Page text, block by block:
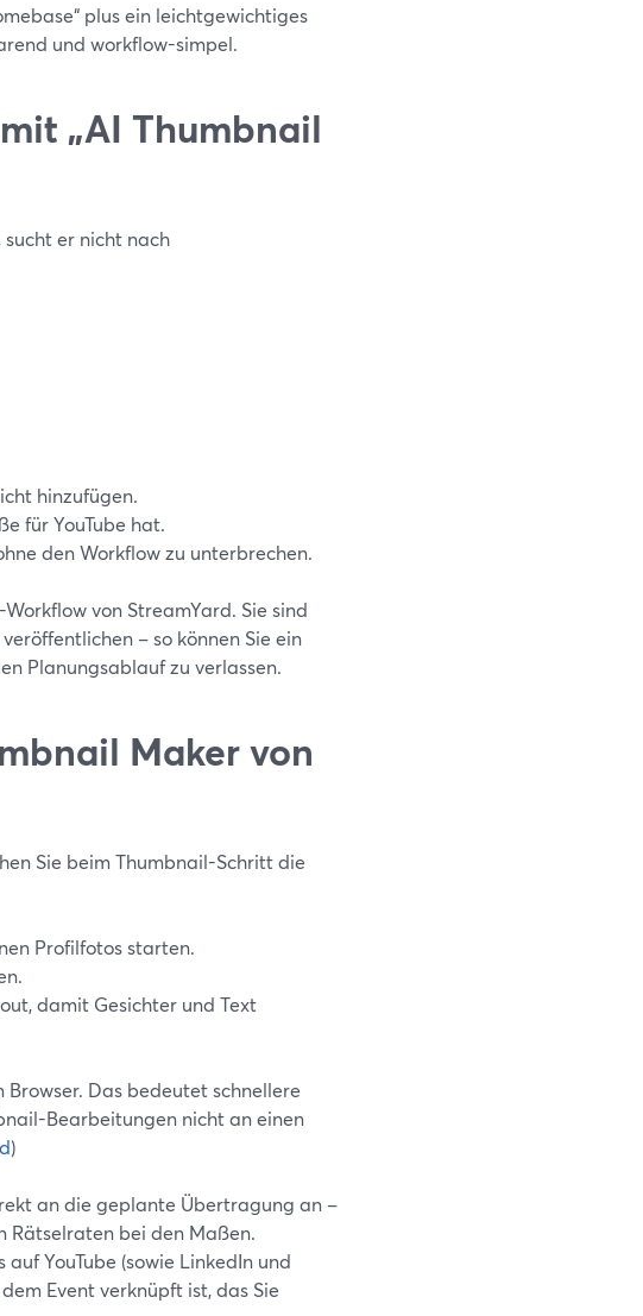
plus ein leichtgewichtiges
und workflow-simpel.
„AI Thumbnail
er nicht nach
hinzufügen.
für YouTube hat.
den Workflow zu unterbrechen.
von StreamYard. Sie sind
– so können Sie ein
Planungsablauf zu verlassen.
Maker von
Sie beim Thumbnail-Schritt die
Profilfotos starten.
damit Gesichter und Text
Das bedeutet schnellere
Bearbeitungen nicht an einen
)
an die geplante Übertragung an –
Rätselraten bei den Maßen.
YouTube (sowie LinkedIn und
Event verknüpft ist, das Sie